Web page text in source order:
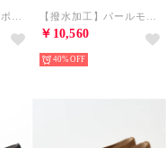
￥10,560
40%